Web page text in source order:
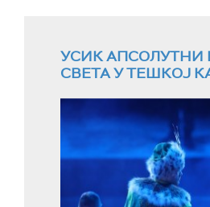
УСИК
СВЕТА У ТЕШКОЈ